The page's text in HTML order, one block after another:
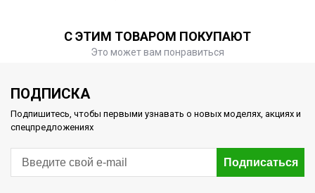
С ЭТИМ ТОВАРОМ ПОКУПАЮТ
Это может вам понравиться
ПОДПИСКА
Подпишитесь, чтобы первыми узнавать о новых моделях, акциях и
спецпредложениях
Подписаться